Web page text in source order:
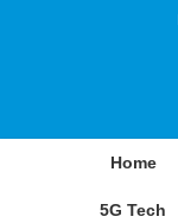
Home
5G Tech